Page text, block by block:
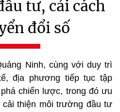
tư, cải cách
đổi số
Ninh, cùng với duy trì
địa phương tiếp tục tập
chiến lược, trong đó ưu
cải thiện môi trường đầu tư